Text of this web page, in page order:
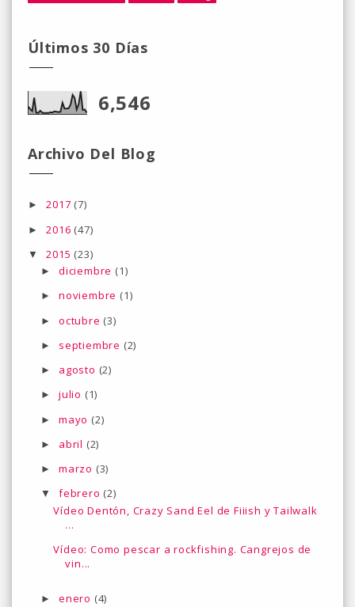
Últimos 30 Días
6,546
Archivo Del Blog
►2017 (7)
►2016 (47)
▼2015 (23)
► diciembre (1)
► noviembre (1)
► octubre (3)
► septiembre (2)
► agosto (2)
► julio (1)
► mayo (2)
► abril (2)
► marzo (3)
▼ febrero (2)
Vídeo Dentón, Crazy Sand Eel de Fiiish y Tailwalk
...
Vídeo: Como pescar a rockfishing. Cangrejos de
vin...
► enero (4)